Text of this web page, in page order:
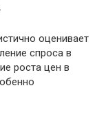
оценивает
спроса в
роста цен в